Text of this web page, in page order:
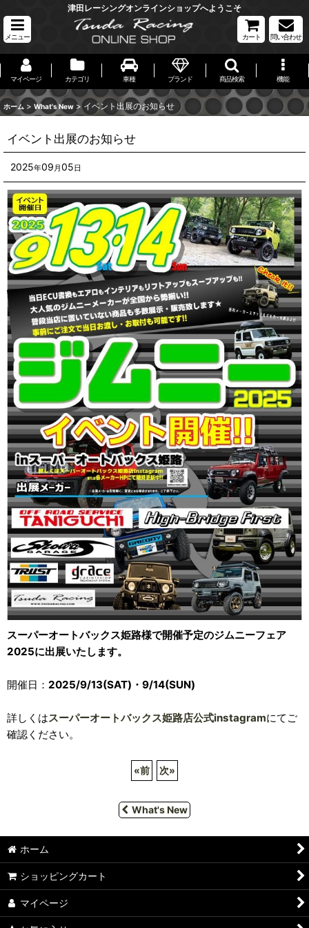
津田レーシングオンラインショップへようこそ
メニュー カート 問い合わせ
マイページ カテゴリ 車種 ブランド 商品検索 機能
ホーム > What's New > イベント出展のお知らせ
イベント出展のお知らせ
2025年09 月05日
スーパーオートバックス姫路様で開催予定のジムニーフェア
2025に出展いたします。
開催日： 2025/9/13(SAT)・9/14(SUN)
詳しくはスーパーオートバックス姫路店公式instagramにてご
確認ください。
«前 次»
What's New
ホーム
ショッピングカート
マイページ